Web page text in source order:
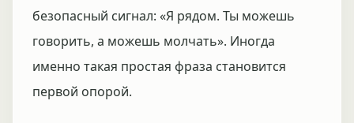
безопасный сигнал: «Я рядом. Ты можешь
говорить, а можешь молчать». Иногда
именно такая простая фраза становится
первой опорой.